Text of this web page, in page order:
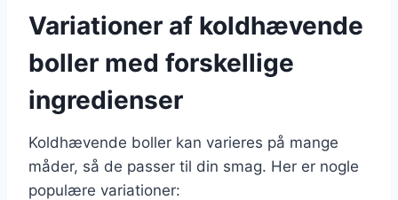
Variationer af koldhævende
boller med forskellige
ingredienser
Koldhævende boller kan varieres på mange
måder, så de passer til din smag. Her er nogle
populære variationer: